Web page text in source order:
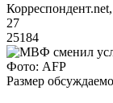
27
25184
Фото: AFP
Размер